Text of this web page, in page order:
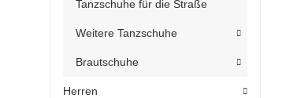
Tanzschuhe für die Straße
Weitere Tanzschuhe
Brautschuhe
Herren